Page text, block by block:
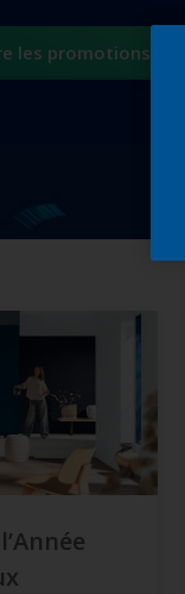
les promotions